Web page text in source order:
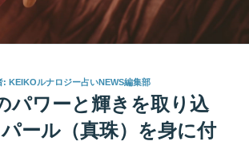
: KEIKOルナロジー占いNEWS編集部
パワーと輝きを取り込
ール（真珠）を身に付